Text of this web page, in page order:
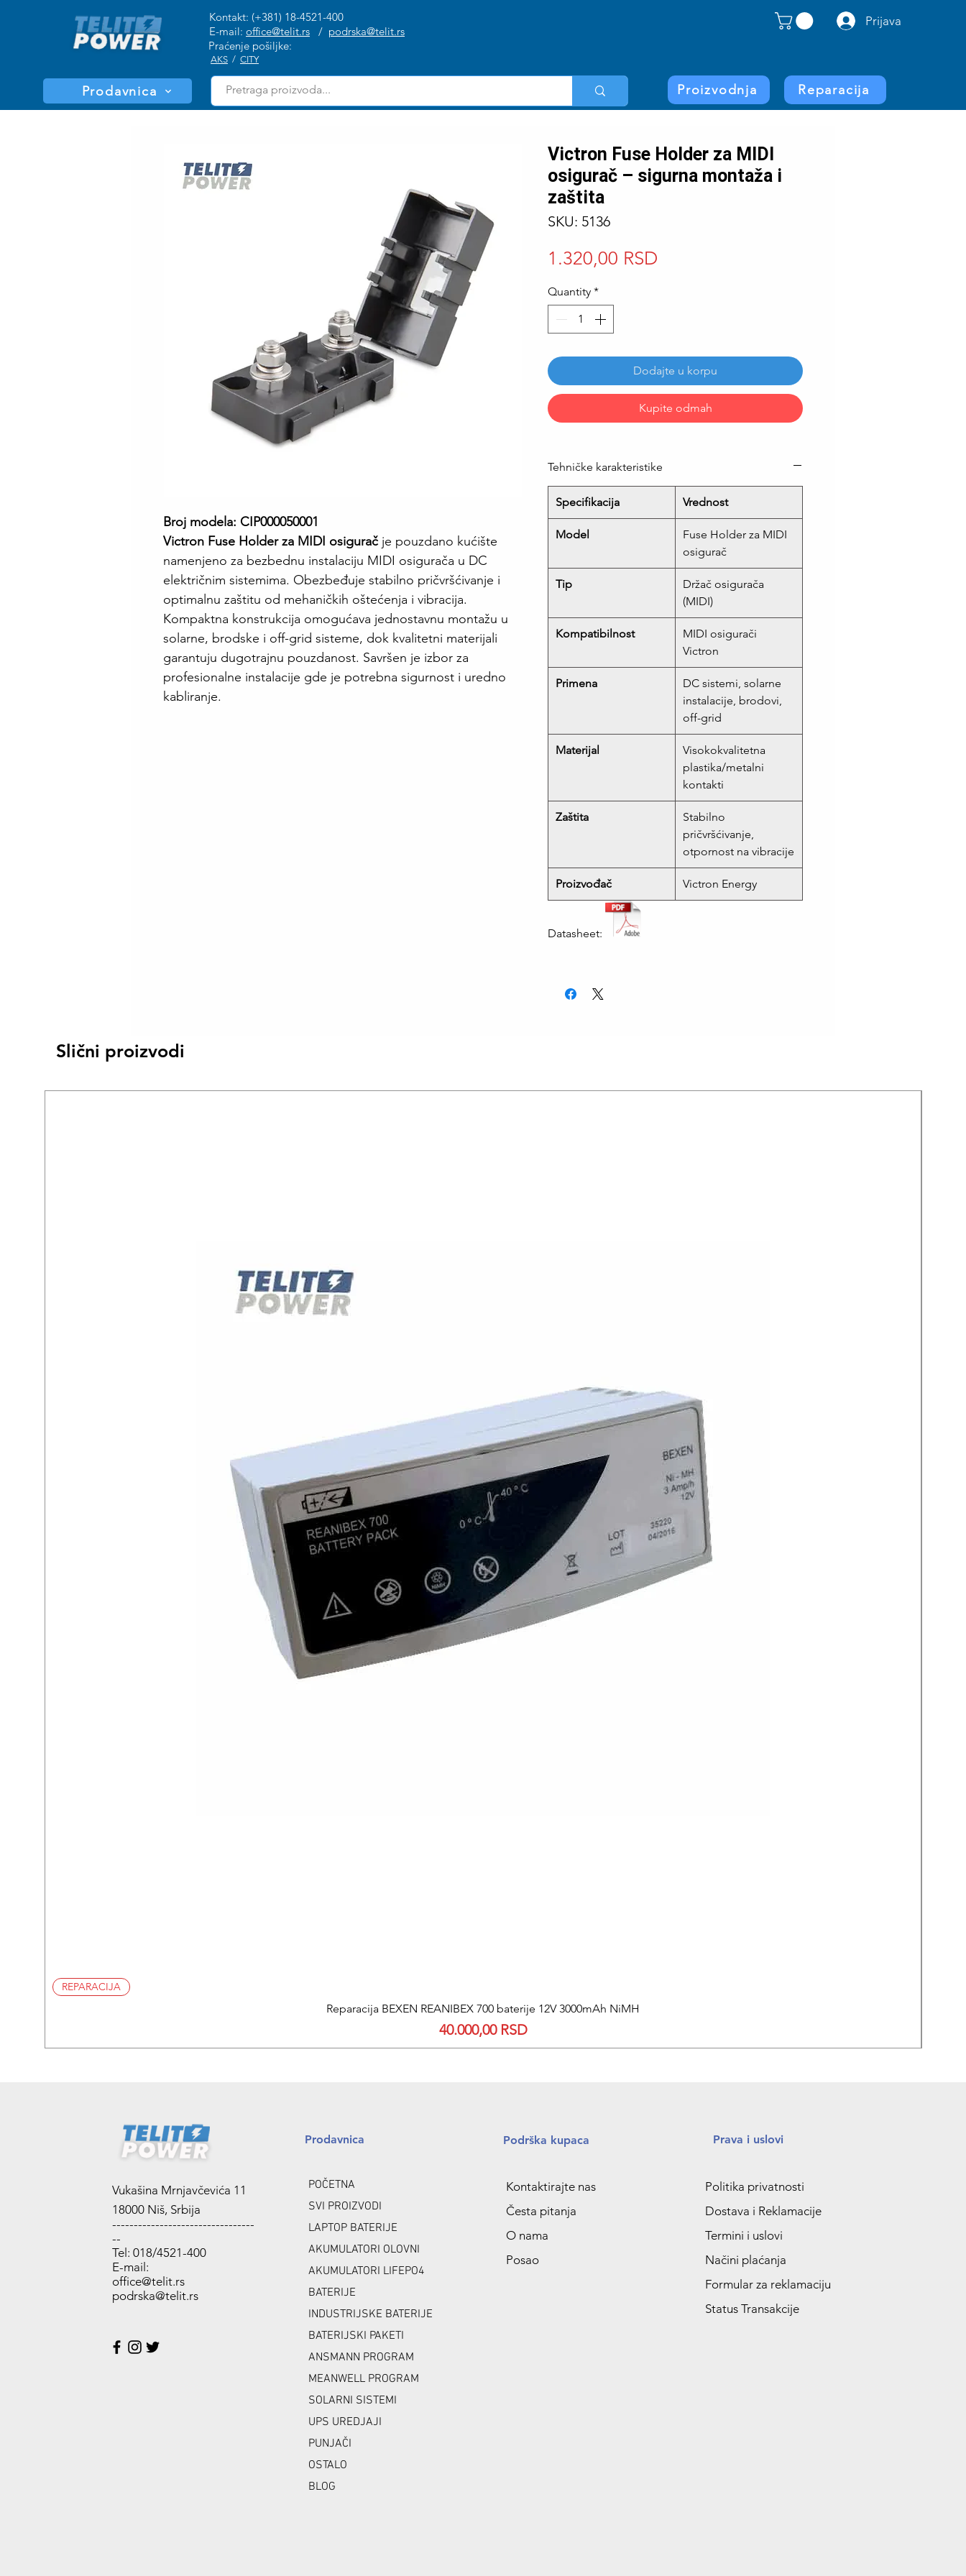
Kontakt: (+381) 18-4521-400
E-mail: office@telit.rs / podrska@telit.rs
Praćenje pošiljke:
AKS / CITY
Prijava
Prodavnica Proizvodnja Reparacija
Broj modela: CIP000050001
Victron Fuse Holder za MIDI osigurač je pouzdano kućište
namenjeno za bezbednu instalaciju MIDI osigurača u DC
električnim sistemima. Obezbeđuje stabilno pričvršćivanje i
optimalnu zaštitu od mehaničkih oštećenja i vibracija.
Kompaktna konstrukcija omogućava jednostavnu montažu u
solarne, brodske i off-grid sisteme, dok kvalitetni materijali
garantuju dugotrajnu pouzdanost. Savršen je izbor za
profesionalne instalacije gde je potrebna sigurnost i uredno
kabliranje.
Victron Fuse Holder za MIDI
osigurač – sigurna montaža i
zaštita
SKU: 5136
1.320,00 RSD
Quantity *
Dodajte u korpu
Kupite odmah
Tehničke karakteristike
Specifikacija Vrednost
Model
Fuse Holder za MIDI
osigurač
Tip
Držač osigurača
(MIDI)
Kompatibilnost
MIDI osigurači
Victron
Primena
DC sistemi, solarne
instalacije, brodovi,
off-grid
Materijal
Visokokvalitetna
plastika/metalni
kontakti
Zaštita
Stabilno
pričvršćivanje,
otpornost na vibracije
Proizvođač Victron Energy
Datasheet:
Slični proizvodi
REPARACIJA
Reparacija BEXEN REANIBEX 700 baterije 12V 3000mAh NiMH
Price
40.000,00 RSD
Vukašina Mrnjavčevića 11
18000 Niš, Srbija
---------------------------------
--
Tel: 018/4521-400
E-mail:
office@telit.rs
podrska@telit.rs
Prodavnica
POČETNA
SVI PROIZVODI
LAPTOP BATERIJE
AKUMULATORI OLOVNI
AKUMULATORI LIFEPO4
BATERIJE
INDUSTRIJSKE BATERIJE
BATERIJSKI PAKETI
ANSMANN PROGRAM
MEANWELL PROGRAM
SOLARNI SISTEMI
UPS UREDJAJI
PUNJAČI
OSTALO
BLOG
Podrška kupaca
Kontaktirajte nas
Česta pitanja
O nama
Posao
Prava i uslovi
Politika privatnosti
Dostava i Reklamacije
Termini i uslovi
Načini plaćanja
Formular za reklamaciju
Status Transakcije